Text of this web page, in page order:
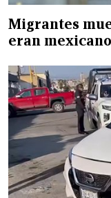
Migrantes
eran